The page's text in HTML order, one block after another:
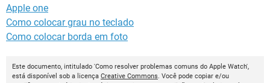
Apple one
Como colocar grau no teclado
Como colocar borda em foto
Este documento, intitulado 'Como resolver problemas comuns do Apple Watch',
está disponível sob a licença Creative Commons. Você pode copiar e/ou